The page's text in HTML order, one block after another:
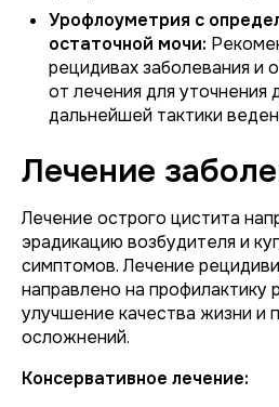
Урофлоуметрия с
остаточной мочи:
рецидивах заболевания и
от лечения для уточнения
дальнейшей тактики
Лечение
Лечение острого цистита
эрадикацию возбудителя и
симптомов. Лечение
направлено на профилактику
улучшение качества жизни и
осложнений.
Консервативное лечение: